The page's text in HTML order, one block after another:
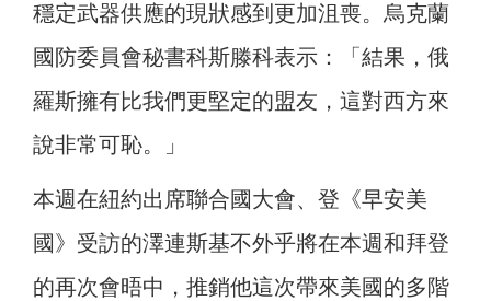
穩定武器供應的現狀感到更加沮喪。烏克蘭
國防委員會秘書科斯滕科表示：「結果，俄
羅斯擁有比我們更堅定的盟友，這對西方來
說非常可恥。」
本週在紐約出席聯合國大會、登《早安美
國》受訪的澤連斯基不外乎將在本週和拜登
的再次會晤中，推銷他這次帶來美國的多階